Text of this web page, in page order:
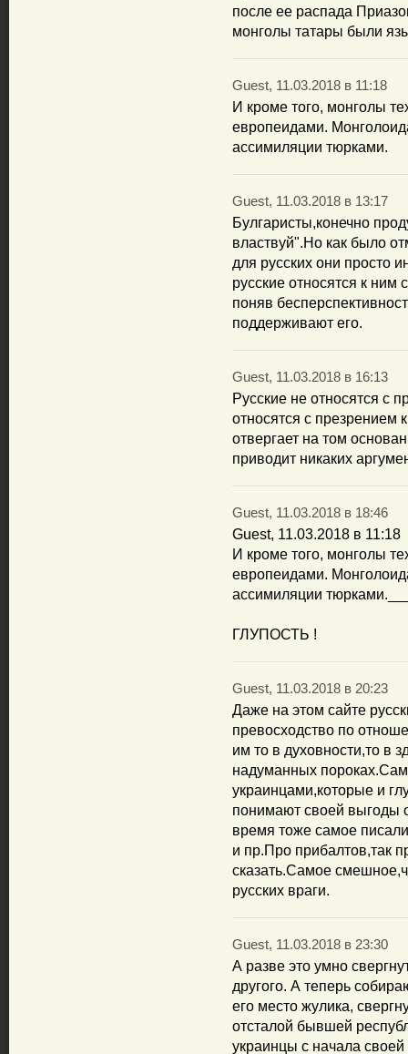
после ее распада
монголы татары были
Guest, 11.03.2018 в 11:18
И кроме того, монголы
европеидами.
ассимиляции тюрками.
Guest, 11.03.2018 в 13:17
Булгаристы,конечно
властвуй".Но как было
для русских они просто
русские относятся к ним
поняв
поддерживают его.
Guest, 11.03.2018 в 16:13
Русские не относятся с
относятся с презрением
отвергает на том
приводит никаких
Guest, 11.03.2018 в 18:46
Guest, 11.03.2018 в 11:18
И кроме того, монголы
европеидами.
ассимиляции
ГЛУПОСТЬ !
Guest, 11.03.2018 в 20:23
Даже на этом сайте
превосходство по
им то в духовности,то в
надуманных
украинцами,которые и
понимают своей выгоды
время тоже самое
и пр.Про прибалтов,так
сказать.Самое
русских враги.
Guest, 11.03.2018 в 23:30
А разве это умно
другого. А теперь
его место жулика,
отсталой бывшей
украинцы с начала своей